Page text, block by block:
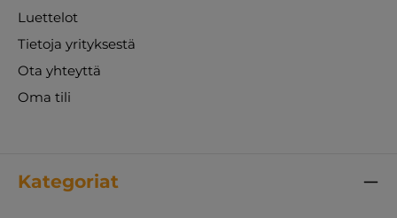
Luettelot
Tietoja yrityksestä
Ota yhteyttä
Oma tili
Kategoriat